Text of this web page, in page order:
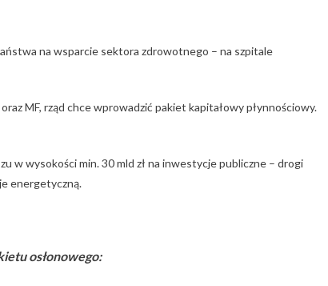
na wsparcie sektora zdrowotnego – na szpitale
MF, rząd chce wprowadzić pakiet kapitałowy płynnościowy.
w wysokości min. 30 mld zł na inwestycje publiczne – drogi
energetyczną.
osłonowego: